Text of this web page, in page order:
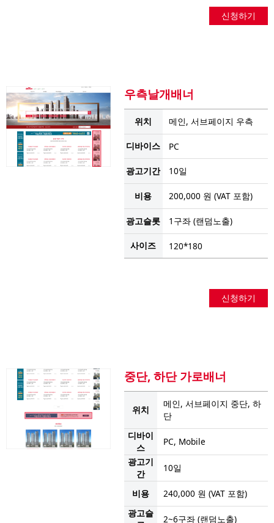
신청하기
우측날개배너
위치 메인, 서브페이지 우측
디바이스 PC
광고기간 10일
비용 200,000 원 (VAT 포함)
광고슬롯 1구좌 (랜덤노출)
사이즈 120*180
신청하기
중단, 하단 가로배너
위치
메인, 서브페이지 중단, 하
단
디바이
스
PC, Mobile
광고기
간
10일
비용
240,000 원 (VAT 포함)
광고슬
2~6구좌 (랜덤노출)